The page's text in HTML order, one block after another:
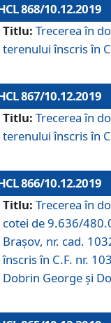
868/10.12.2019
Titlu: Trecerea în
terenului înscris în
867/10.12.2019
Titlu: Trecerea în
terenului înscris în
866/10.12.2019
Titlu: Trecerea în
cotei de 9.636/
Brașov, nr. cad.
înscris în C.F. nr.
Dobrin George și